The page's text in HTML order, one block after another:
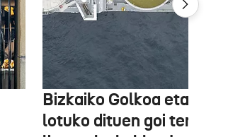
Bizkaiko Golkoa eta
lotuko dituen goi tentsioko